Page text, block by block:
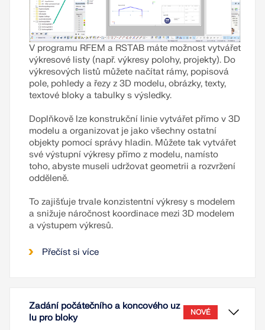
V programu RFEM a RSTAB máte možnost vytvářet
výkresové listy (např. výkresy polohy, projekty). Do
výkresových listů můžete načítat rámy, popisová
pole, pohledy a řezy z 3D modelu, obrázky, texty,
textové bloky a tabulky s výsledky.
Doplňkově lze konstrukční linie vytvářet přímo v 3D
modelu a organizovat je jako všechny ostatní
objekty pomocí správy hladin. Můžete tak vytvářet
své výstupní výkresy přímo z modelu, namísto
toho, abyste museli udržovat geometrii a rozvržení
odděleně.
To zajišťuje trvale konzistentní výkresy s modelem
a snižuje náročnost koordinace mezi 3D modelem
a výstupem výkresů.
Přečíst si více
Zadání počátečního a koncového uz
lu pro bloky
NOVÉ